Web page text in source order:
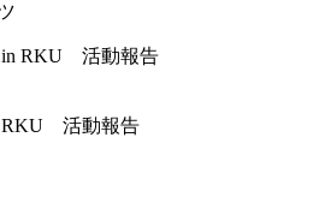
RKU 活動報告